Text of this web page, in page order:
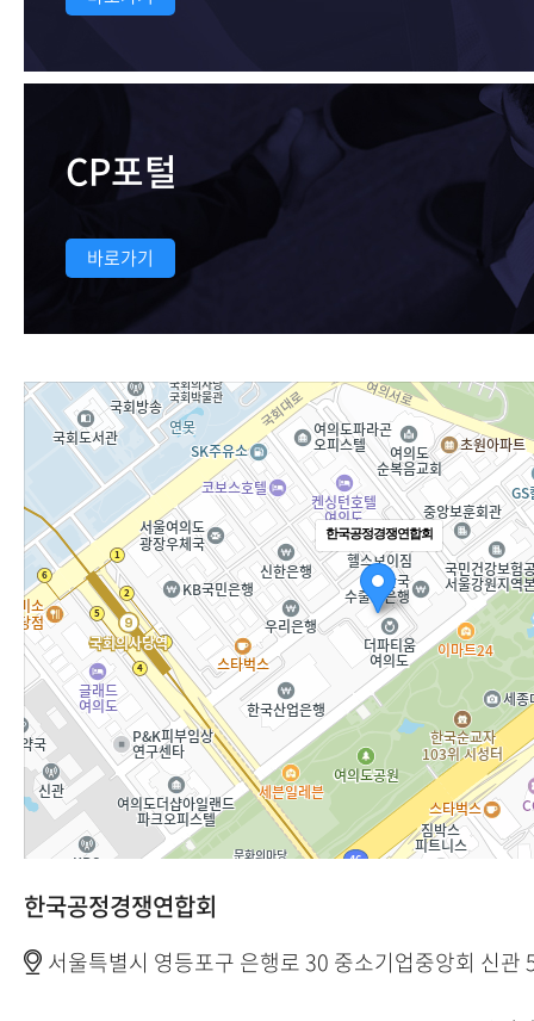
CP포털
바로가기
한국공정경쟁연합회
한국공정경쟁연합회
서울특별시 영등포구 은행로 30 중소기업중앙회 신관